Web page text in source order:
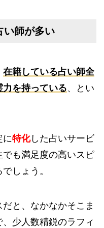
師が多い
在籍している占い師全
力を持っている、とい
に特化した占いサービ
も満足度の高いスピ
しょう。
と、なかなかそこま
少人数精鋭のラフィ